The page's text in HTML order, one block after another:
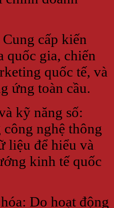
cấp kiến
quốc gia, chiến
quốc tế, và
ứng toàn cầu.
kỹ năng số:
nghệ thông
liệu để hiểu và
kinh tế quốc
Do hoạt động